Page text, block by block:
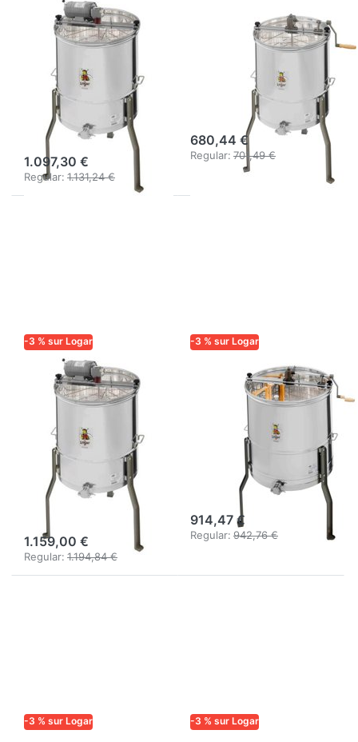
LOGAR TRADE
Extracteur Logar
4 cadres,
moteur 110 W,
cuve 52 cm,
cadres 30 x 48
cm
1.097,30 €
Regular: 1.131,24 €
Extracteur Logar
4 cadres,
manuel, cuve Ø
52 cm, cadres
30 x 48 cm
680,44 €
Regular: 701,49 €
-3 % sur Logar
LOGAR TRADE
Extracteur Logar
4 cadres,
moteur 110 W,
cuve 52 cm,
sans axe central,
cadres 30 x 48
cm
1.159,00 €
Regular: 1.194,84 €
-3 % sur Logar
Extracteur Logar
4 cadres à
entraînement
manuel, 37x48,
cuve 63 cm,
universel
914,47 €
Regular: 942,76 €
-3 % sur Logar -3 % sur Logar